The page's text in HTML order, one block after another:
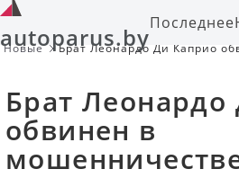
autoparus.byПоследнее
Новые
Брат Леонардо Ди Каприо
Брат
обвинен в